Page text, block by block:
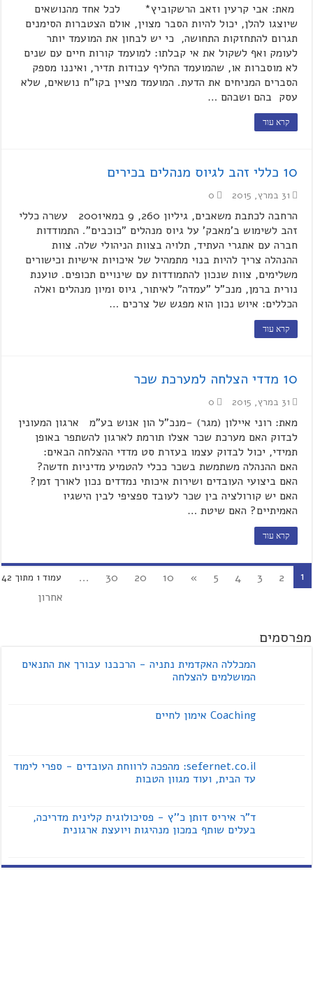
מאת: אבי קרעין וזאב הרשקוביץ* לכל אחד מהנושאים
שיוצגו להלן, יכול להיות הסבר מצוין, אולם הצטברות הסימנים
תגרום להתחזקות התחושה, כי יש לבחון את המועמד יותר
לעומק ואף לשקול את אי קבלתו: למועמד קורות חיים עם שנים
לא מוסברות או, שהמועמד החליף עבודות תדיר, ואיננו מספק
הסברים המניחים את הדעת. המועמד מציין בקו"ח נושאים, שלא
עסק בהם ושבהם …
קרא עוד
10 כללי זהב לגיוס מנהלים בכירים
31 במרץ, 2015 0
הרחבה לכתבת משאבים, גיליון 260, 9 במאי2001 עשרה כללי
זהב לשימוש ב'מאבק' על גיוס מנהלים "כוכבים". התמודדות
חברה עם אתגרי העתיד, תלויה בצוות הניהולי שלה. צוות
ההנהלה צריך להיות בנוי מתמהיל של איכויות אישיות וכישורים
משלימים, צוות שנכון להתמודדות עם שינויים תכופים. טוענת
נורית ברמן, מנכ"ל "עמדה" לאיתור, גיוס ומיון מנהלים ואלה
הכללים: איוש נכון הוא מפגש של צרכים …
קרא עוד
10 מדדי הצלחה למערכת שכר
31 במרץ, 2015 0
מאת: רוני איילון (מגר) -מנכ"ל הון אנוש בע"מ ארגון המעונין
לבדוק האם מערכת שכר אצלו תורמת לארגון להשתפר באופן
תמידי, יכול לבדוק עצמו בעזרת סט מדדי ההצלחה הבאים:
האם ההנהלה משתמשת בשכר ככלי להטמיע מדיניות חדשה?
האם ביצועי העובדים ושירות איכותי נמדדים נכון לאורך זמן?
האם יש קורולציה בין שכר לעובד ספציפי לבין הישגיו
האמיתיים? האם שיטת …
קרא עוד
עמוד 1 מתוך 42 1
2
3
4
5
»
10
20
30
...
אחרון
מפרסמים
המכללה האקדמית נתניה - הרכבנו עבורך את התנאים
המושלמים להצלחה
Coaching אימון לחיים
sefernet.co.il: מהפכה לרווחת העובדים - ספרי לימוד
עד הבית, ועוד מגוון הטבות
ד"ר איריס דותן כ''ץ - פסיכולוגית קלינית מדריכה,
בעלים שותף במכון מנהיגות ויועצת ארגונית